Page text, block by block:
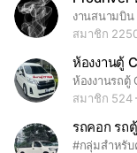
สมาชิก
ห้องงานตู้
สมาชิก 524
รถคอก รถ